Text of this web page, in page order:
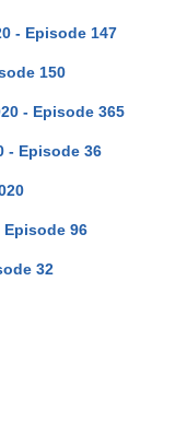
- Episode 147
150
- Episode 365
- Episode 36
Episode 96
32